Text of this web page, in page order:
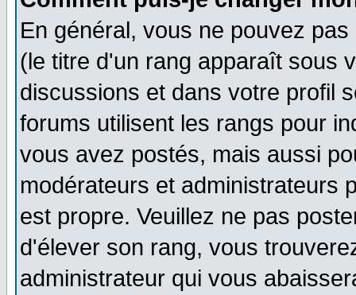
En général, vous ne pouvez
(le titre d'un rang apparaît sous
discussions et dans votre profil
forums utilisent les rangs pour
vous avez postés, mais aussi
modérateurs et administrateurs
est propre. Veuillez ne pas
d'élever son rang, vous
administrateur qui vous